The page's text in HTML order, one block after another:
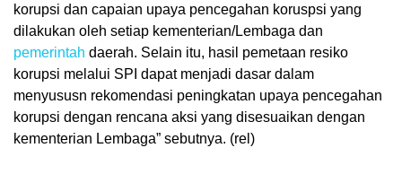
korupsi dan capaian upaya pencegahan koruspsi yang
dilakukan oleh setiap kementerian/Lembaga dan
pemerintah daerah. Selain itu, hasil pemetaan resiko
korupsi melalui SPI dapat menjadi dasar dalam
menyususn rekomendasi peningkatan upaya pencegahan
korupsi dengan rencana aksi yang disesuaikan dengan
kementerian Lembaga” sebutnya. (rel)